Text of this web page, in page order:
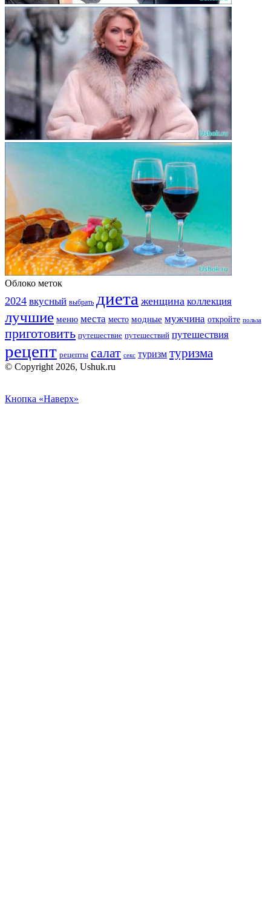
Облоко меток
2024 вкусный выбрать диета женщина коллекция
лучшие меню места место модные мужчина откройте польза
приготовить путешествие путешествий путешествия
рецепт рецепты салат секс туризм туризма
© Copyright 2026, Ushuk.ru
Кнопка «Наверх»